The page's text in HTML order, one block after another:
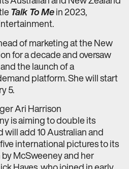
Talk To Mein 2023,
of marketing at the New
for a decade and oversaw
the launch of a
platform. She will start
5.
Ari Harrison
is aiming to double its
add 10 Australian and
international pictures to its
McSweeney and her